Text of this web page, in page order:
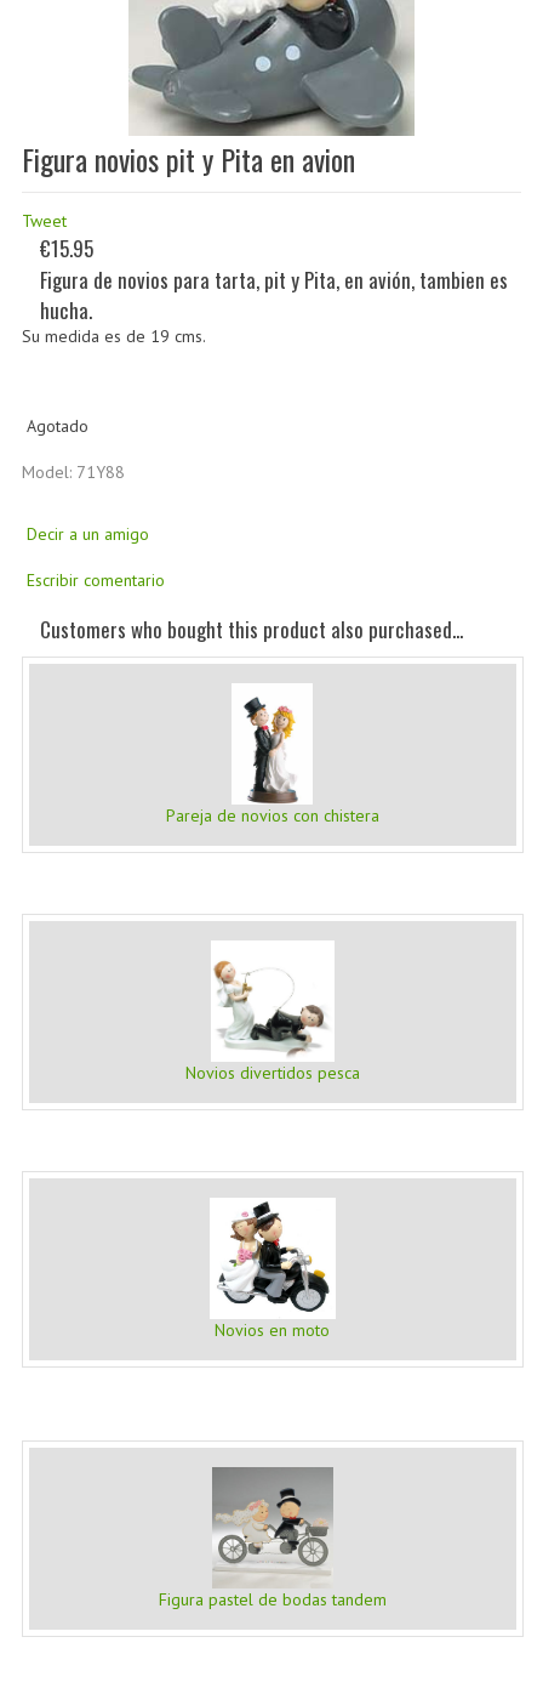
Figura novios pit y Pita en avion
Tweet
€15.95
Figura de novios para tarta, pit y Pita, en avión, tambien es
hucha.
Su medida es de 19 cms.
Agotado
Model: 71Y88
Decir a un amigo
Escribir comentario
Customers who bought this product also purchased...
Pareja de novios con chistera
Novios divertidos pesca
Novios en moto
Figura pastel de bodas tandem